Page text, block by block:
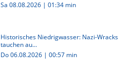
Sa 08.08.2026 | 01:34 min
Historisches Niedrigwasser: Nazi-Wracks
tauchen au...
Do 06.08.2026 | 00:57 min